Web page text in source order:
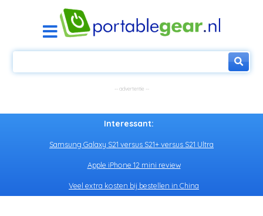
Interessant:
Samsung Galaxy S21 versus S21+ versus S21 Ultra
Apple iPhone 12 mini review
Veel extra kosten bij bestellen in China